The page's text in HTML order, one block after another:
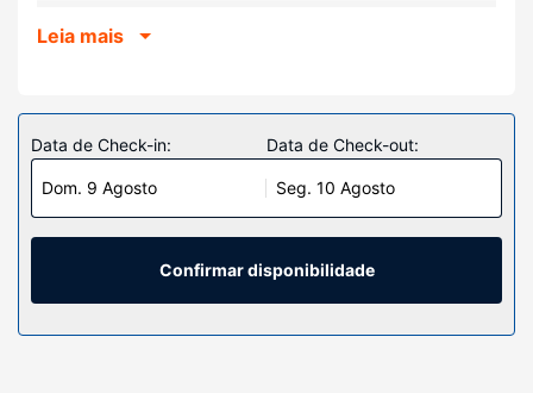
Quartos
condicionado e um televisor LCD. O acesso à internet sem
fios permite-lhe estar sempre contactável. Ao final do dia,
assista a uma seleção de canais via satélite. As casas de
banho privativas dispõem de um polibã, artigos de higiene
grátis e secadores de cabelo. As comodidades incluem
ainda telefone, além de cofres com capacidade para
computadores portáteis e de secretárias.
Serviço do hotel
Participe nas várias atividades recreativas do local,
Leia mais
Data de Check-in:
Dom. 9 Agosto
Data de Check-out:
Seg. 10 Agosto
Confirmar disponibilidade